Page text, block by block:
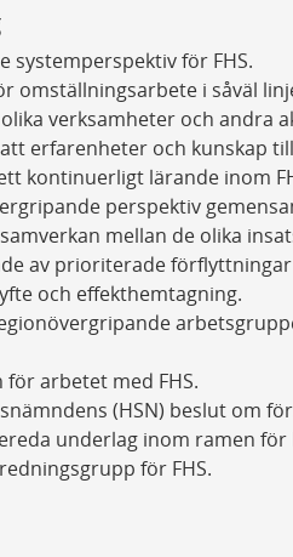
systemperspektiv för FHS.
omställningsarbete i såväl
verksamheter och andra
erfarenheter och kunskap
kontinuerligt lärande inom
perspektiv
mellan de olika
av prioriterade
och effekthemtagning.
arbetet med FHS.
(HSN) beslut om
underlag inom ramen för
för FHS.